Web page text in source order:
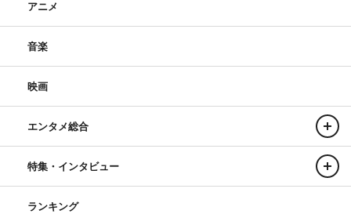
アニメ
音楽
映画
エンタメ総合
特集・インタビュー
ランキング